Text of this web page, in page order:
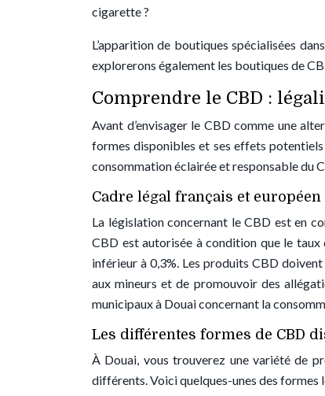
cigarette ?
L’apparition de boutiques spécialisées
explorerons également les boutiques de
Comprendre le CBD :
Avant d’envisager le CBD comme une
formes disponibles et ses effets
consommation éclairée et responsable du
Cadre légal français et européen
La législation concernant le CBD est en
CBD est autorisée à condition que le
inférieur à 0,3%. Les produits CBD
aux mineurs et de promouvoir des
municipaux à Douai concernant la
Les différentes formes de CBD
À Douai, vous trouverez une variété de
différents. Voici quelques-unes des